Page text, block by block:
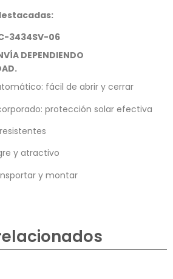
3434SV-06
DEPENDIENDO
fácil de abrir y cerrar
protección solar efectiva
y atractivo
y montar